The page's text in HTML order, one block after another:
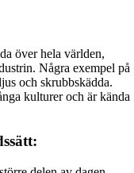
över hela världen,
Några exempel på
och skrubbskädda.
kulturer och är kända